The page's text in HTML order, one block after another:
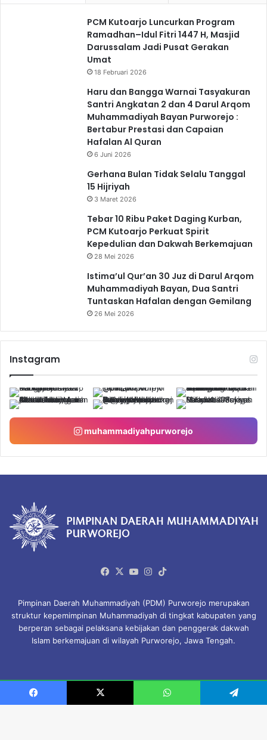
PCM Kutoarjo Luncurkan Program
Ramadhan–Idul Fitri 1447 H, Masjid
Darussalam Jadi Pusat Gerakan
Umat
18 Februari 2026
Haru dan Bangga Warnai Tasyakuran
Santri Angkatan 2 dan 4 Darul Arqom
Muhammadiyah Bayan Purworejo :
Bertabur Prestasi dan Capaian
Hafalan Al Quran
6 Juni 2026
Gerhana Bulan Tidak Selalu Tanggal
15 Hijriyah
3 Maret 2026
Tebar 10 Ribu Paket Daging Kurban,
PCM Kutoarjo Perkuat Spirit
Kepedulian dan Dakwah Berkemajuan
28 Mei 2026
Istima’ul Qur’an 30 Juz di Darul Arqom
Muhammadiyah Bayan, Dua Santri
Tuntaskan Hafalan dengan Gemilang
26 Mei 2026
Instagram
muhammadiyahpurworejo
Facebook
X YouTubeInstagram
Pimpinan Daerah Muhammadiyah (PDM) Purworejo merupakan
struktur kepemimpinan Muhammadiyah di tingkat kabupaten yang
berperan sebagai pelaksana kebijakan dan penggerak dakwah
Islam berkemajuan di wilayah Purworejo, Jawa Tengah.
Facebook X WhatsApp Telegram